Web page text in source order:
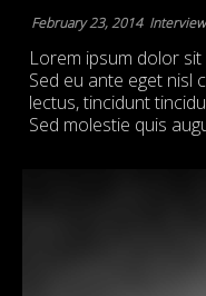
February 23, 2014
Lorem ipsum dolor
Sed eu ante eget nisl
lectus, tincidunt
Sed molestie quis